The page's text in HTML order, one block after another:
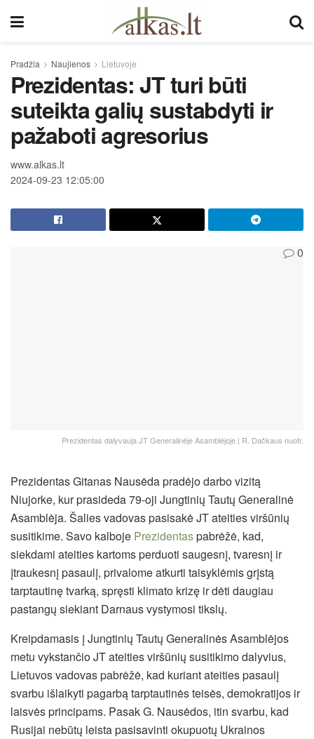
Pradžia Naujienos Lietuvoje
Prezidentas: JT turi būti
suteikta galių sustabdyti ir
pažaboti agresorius
www.alkas.lt
2024-09-23 12:05:00
0
Prezidentas dalyvauja JT Generalinėje Asamblėjoje | R. Dačkaus nuotr.
Prezidentas Gitanas Nausėda pradėjo darbo vizitą
Niujorke, kur prasideda 79-oji Jungtinių Tautų Generalinė
Asamblėja. Šalies vadovas pasisakė JT ateities viršūnių
susitikime. Savo kalboje Prezidentaspabrėžė, kad,
siekdami ateities kartoms perduoti saugesnį, tvaresnį ir
įtraukesnį pasaulį, privalome atkurti taisyklėmis grįstą
tarptautinę tvarką, spręsti klimato krizę ir dėti daugiau
pastangų siekiant Darnaus vystymosi tikslų.
Kreipdamasis į Jungtinių Tautų Generalinės Asamblėjos
metu vykstančio JT ateities viršūnių susitikimo dalyvius,
Lietuvos vadovas pabrėžė, kad kuriant ateities pasaulį
svarbu išlaikyti pagarbą tarptautinės teisės, demokratijos ir
laisvės principams. Pasak G. Nausėdos, itin svarbu, kad
Rusijai nebūtų leista pasisavinti okupuotų Ukrainos